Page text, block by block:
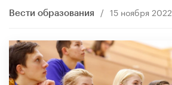
Вести образования / 15 ноября 2022